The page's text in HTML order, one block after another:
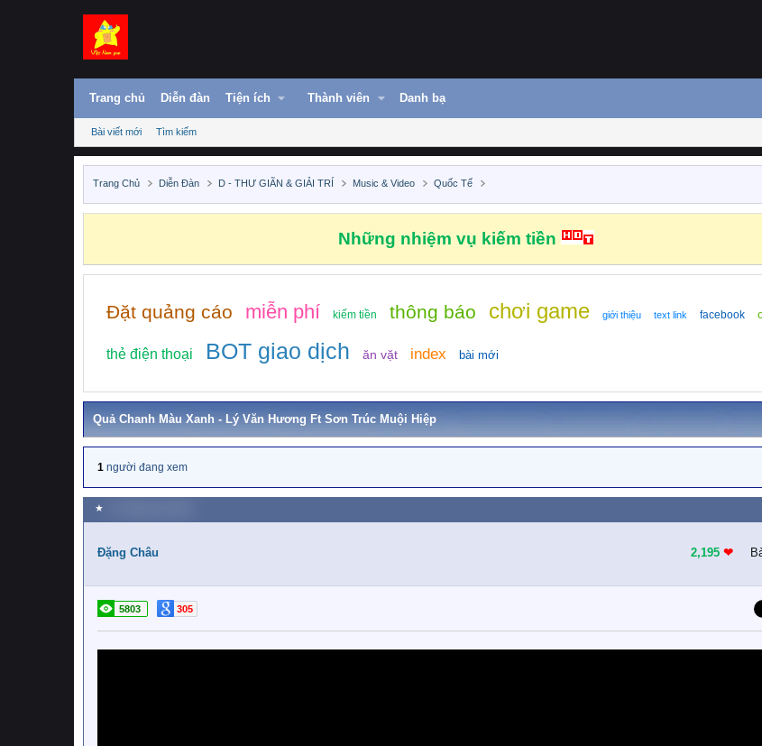
Trang chủ Diễn đàn Tiện ích Thành viên Danh bạ
Bài viết mới Tìm kiếm
Trang Chủ Diễn Đàn D - THƯ GIÃN & GIẢI TRÍ Music & Video Quốc Tế
Những nhiệm vụ kiếm tiền
Đặt quảng cáo miễn phí kiếm tiền thông báo chơi game giới thiệu text link facebook
thẻ điện thoại BOT giao dịch ăn vặt index bài mới
Quả Chanh Màu Xanh - Lý Văn Hương Ft Sơn Trúc Muội Hiệp
1 người đang xem
★
Đặng Châu 2,195 ❤︎
5803 305